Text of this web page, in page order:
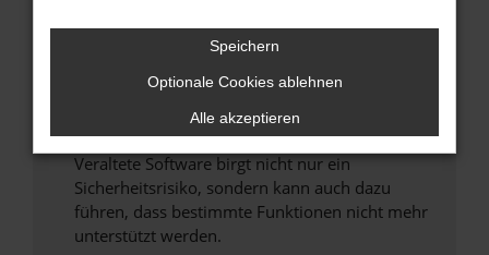
Das kann manchmal helfen, vorübergehende
Probleme zu beheben.
Stelle sicher, dass dein Browser und dein
Betriebssystem auf dem neuesten Stand
sind.
Veraltete Software birgt nicht nur ein
Sicherheitsrisiko, sondern kann auch dazu
führen, dass bestimmte Funktionen nicht mehr
unterstützt werden.
Speichern
Optionale Cookies ablehnen
Alle akzeptieren